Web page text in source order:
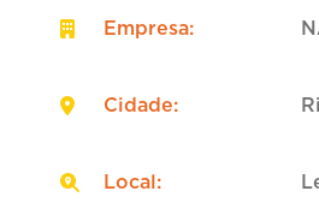
Empresa:
Cidade:
Local: